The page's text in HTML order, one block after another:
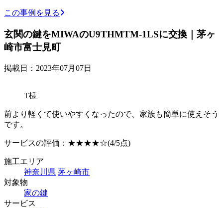
この事例を見る
玄関の鍵をMIWAのU9THMTM-1LSに交換｜茅ヶ
崎市富士見町
掲載日：2023年07月07日
T様
前より軽くて使いやすくなったので、家族も簡単に使えそう
です。
サービスの評価： ★★★★☆(4/5点)
施工エリア
神奈川県 茅ヶ崎市
対象物
家の鍵
サービス